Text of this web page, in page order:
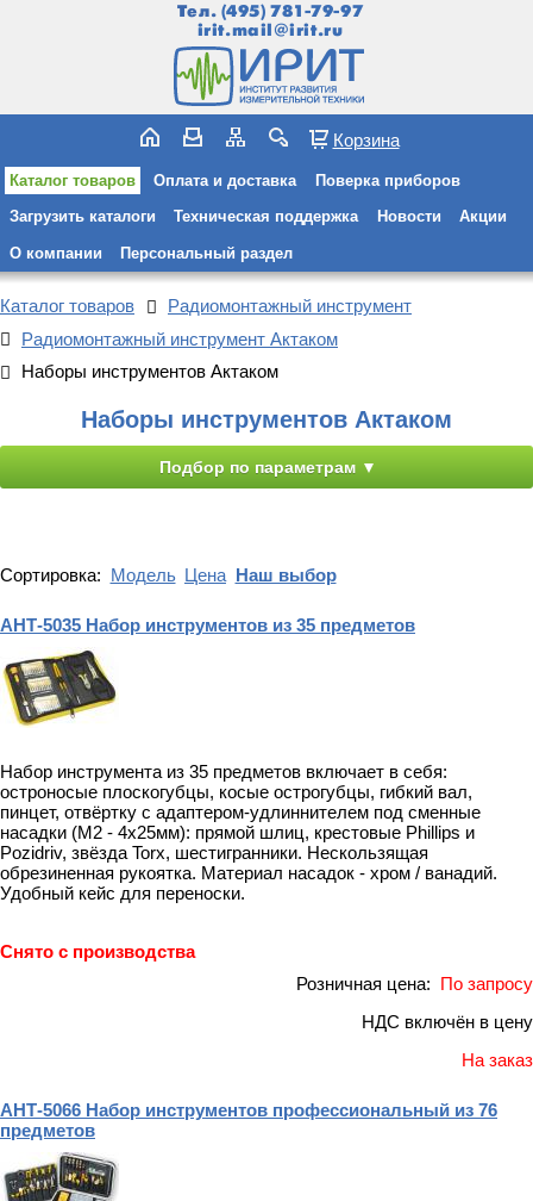
Тел. (495) 781-79-97
irit.mail@irit.ru
Корзина
Каталог товаров Оплата и доставка Поверка приборов
Загрузить каталоги Техническая поддержка Новости Акции
О компании Персональный раздел
Каталог товаров
Радиомонтажный инструмент
Радиомонтажный инструмент Актаком
Наборы инструментов Актаком
Наборы инструментов Актаком
Подбор по параметрам
Сортировка: Модель Цена Наш выбор
АНТ-5035 Набор инструментов из 35 предметов
Набор инструмента из 35 предметов включает в себя:
остроносые плоскогубцы, косые острогубцы, гибкий вал,
пинцет, отвёртку с адаптером-удлиннителем под сменные
насадки (M2 - 4х25мм): прямой шлиц, крестовые Phillips и
Pozidriv, звёзда Torx, шестигранники. Нескользящая
обрезиненная рукоятка. Материал насадок - хром / ванадий.
Удобный кейс для переноски.
Снято с производства
Розничная цена: По запросу
НДС включён в цену
На заказ
АНТ-5066 Набор инструментов профессиональный из 76
предметов